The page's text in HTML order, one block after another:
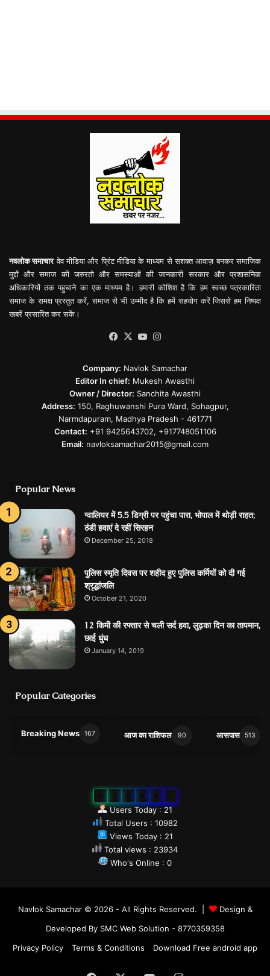
नवलोक समाचारवेव मीडिया और प्रिंट मीडिया के माध्यम से सशक्त आवाज़ बनकर समाजिक
मुद्दों और समाज की जरुरतो और समस्याओं की जानकारी सरकार और प्रशासनिक
अधिकारियों तक पहुचाने का एक माध्यम है। हमारी कोशिश है कि हम स्वच्छ पत्रकारिता
समाज के समक्ष प्रस्तुत करें, समाज से भी उम्मीद है कि हमें सहयोग करें जिससे हम निष्पक्ष
खबरें प्रसारित कर सकें।
Facebook
X YouTube
Company: Navlok Samachar
Editor In chief: Mukesh Awasthi
Owner / Director: Sanchita Awasthi
Address: 150, Raghuwanshi Pura Ward, Sohagpur,
Narmdapuram, Madhya Pradesh - 461771
Contact: +91 9425643702, +917748051106
Email: navloksamachar2015@gmail.com
Popular News
ग्वालियर में 5.5 डिग्री पर पहुंचा पारा, भोपाल में थोड़ी राहत;
ठंडी हवाएं दे रहीं सिरहन
December 25, 2018
पुलिस स्मृति दिवस पर शहीद हुए पुलिस कर्मियों को दी गई
श्रृद्धांजलि
October 21, 2020
12 किमी की रफ्तार से चली सर्द हवा, लुढ़का दिन का तापमान,
छाई धुंध
January 14, 2019
Popular Categories
Breaking News 167 आज का राशिफल 90 आसपास 513
Users Today : 21
Total Users : 10982
Views Today : 21
Total views : 23934
Who's Online : 0
Navlok Samachar © 2026 - All Rights Reserved. |
Design &
Developed By SMC Web Solution - 8770359358
Privacy Policy
Terms & Conditions Download Free android app